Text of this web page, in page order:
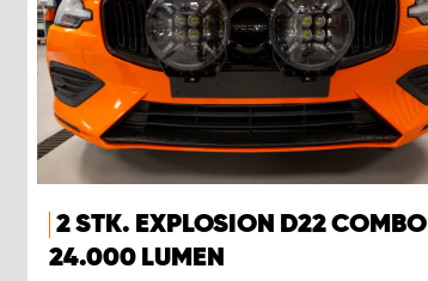
2 STK. EXPLOSION D22 COMBO
24.000 LUMEN